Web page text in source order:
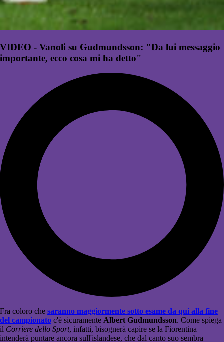
VIDEO - Vanoli su Gudmundsson: "Da lui messaggio
importante, ecco cosa mi ha detto"
Fra coloro che saranno maggiormente sotto esame da qui alla fine
del campionato c'è sicuramente Albert Gudmundsson. Come spiega
il Corriere dello Sport, infatti, bisognerà capire se la Fiorentina
intenderà puntare ancora sull'islandese, che dal canto suo sembra